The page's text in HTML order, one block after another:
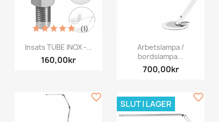
Insats TUBE INOX -...
160,00kr
(1)
Arbetslampa /
bordslampa...
700,00kr
favorite_border
SLUT I LAGER
favorite_border